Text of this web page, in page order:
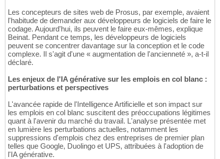
Les concepteurs de sites web de Prosus, par exemple, avaient
l'habitude de demander aux développeurs de logiciels de faire le
codage. Aujourd'hui, ils peuvent le faire eux-mêmes, explique
Beinat. Pendant ce temps, les développeurs de logiciels
peuvent se concentrer davantage sur la conception et le code
complexe. Il s'agit d'une « augmentation de l'ancienneté », a-t-il
déclaré.
Les enjeux de l'IA générative sur les emplois en col blanc :
perturbations et perspectives
L'avancée rapide de l'Intelligence Artificielle et son impact sur
les emplois en col blanc suscitent des préoccupations légitimes
quant à l'avenir du marché du travail. L'analyse présentée met
en lumière les perturbations actuelles, notamment les
suppressions d'emplois chez des entreprises de premier plan
telles que Google, Duolingo et UPS, attribuées à l'adoption de
l'IA générative.